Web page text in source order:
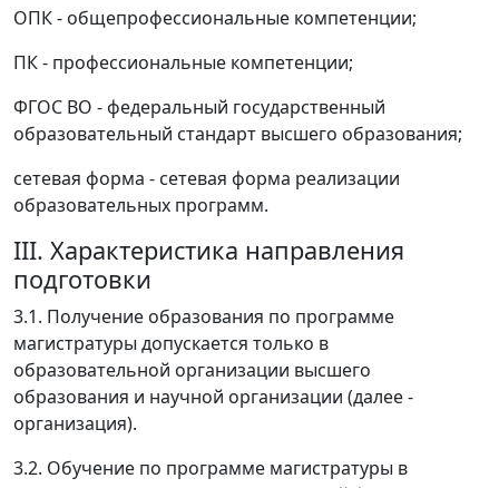
ОПК - общепрофессиональные компетенции;
ПК - профессиональные компетенции;
ФГОС ВО - федеральный государственный
образовательный стандарт высшего образования;
сетевая форма - сетевая форма реализации
образовательных программ.
III. Характеристика направления
подготовки
3.1. Получение образования по программе
магистратуры допускается только в
образовательной организации высшего
образования и научной организации (далее -
организация).
3.2. Обучение по программе магистратуры в